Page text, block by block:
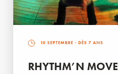
10 SEPTEMBRE - DÈS 7 ANS
RHYTHM’N MOVE